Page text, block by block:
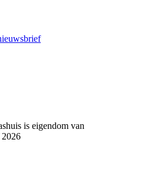
is eigendom van